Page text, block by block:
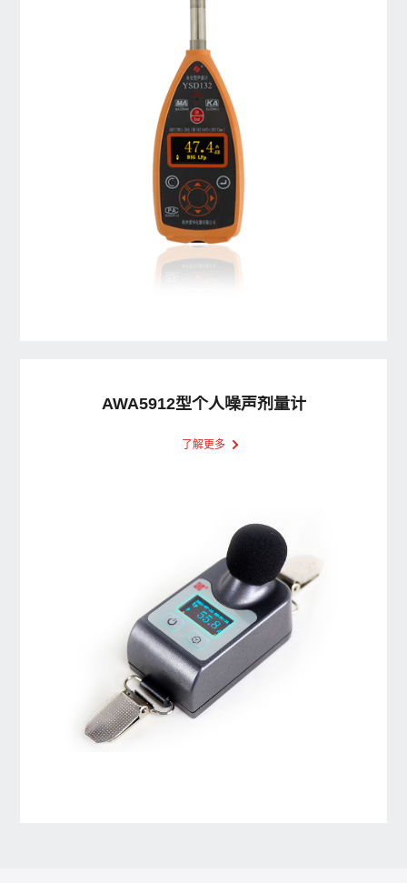
AWA5912型个人噪声剂量计
了解更多